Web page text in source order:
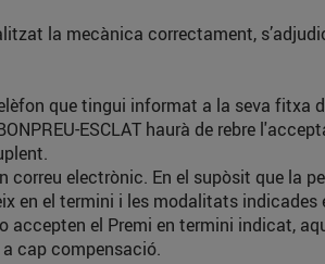
la mecànica correctament,
que tingui informat a la seva fitxa
ESCLAT haurà de rebre
electrònic. En el supòsit que la
en el termini i les modalitats indicades
accepten el Premi en termini indicat,
cap compensació.